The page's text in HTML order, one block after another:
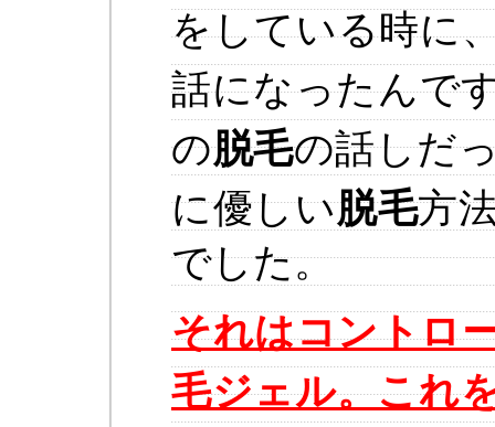
をしている時に
話になったんで
の脱毛の話しだ
に優しい脱毛方
でした。
それはコントロ
毛ジェル。これ